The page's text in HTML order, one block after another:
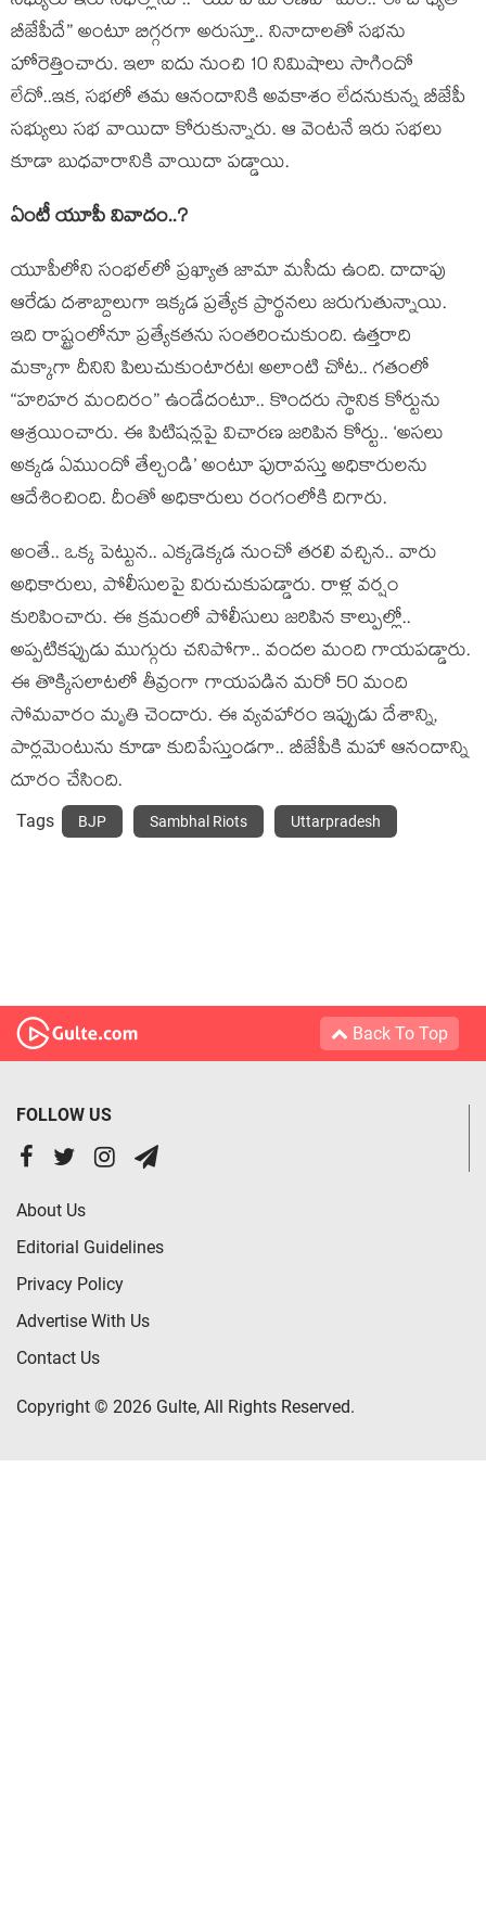
బీజేపీదే” అంటూ బిగ్గ‌ర‌గా అరుస్తూ.. నినాదాల‌తో స‌భ‌ను
హోరెత్తించారు. ఇలా ఐదు నుంచి 10 నిమిషాలు సాగిందో
లేదో..ఇక‌, స‌భ‌లో త‌మ ఆనందానికి అవ‌కాశం లేద‌నుకున్న బీజేపీ
స‌భ్యులు స‌భ వాయిదా కోరుకున్నారు. ఆ వెంట‌నే ఇరు స‌భ‌లు
కూడా బుధ‌వారానికి వాయిదా ప‌డ్డాయి.
ఏంటీ యూపీ వివాదం..?
యూపీలోని సంభ‌ల్‌లో ప్ర‌ఖ్యాత జామా మ‌సీదు ఉంది. దాదాపు
ఆరేడు ద‌శాబ్దాలుగా ఇక్క‌డ ప్ర‌త్యేక ప్రార్థ‌న‌లు జ‌రుగుతున్నాయి.
ఇది రాష్ట్రంలోనూ ప్ర‌త్యేక‌త‌ను సంత‌రించుకుంది. ఉత్త‌రాది
మ‌క్కాగా దీనిని పిలుచుకుంటార‌ట‌! అలాంటి చోట‌.. గ‌తంలో
“హ‌రిహ‌ర మందిరం” ఉండేదంటూ.. కొంద‌రు స్థానిక‌ కోర్టును
ఆశ్ర‌యించారు. ఈ పిటిష‌న్ల‌పై విచార‌ణ జ‌రిపిన కోర్టు.. ‘అస‌లు
అక్క‌డ ఏముందో తేల్చండి’ అంటూ పురావ‌స్తు అధికారుల‌ను
ఆదేశించింది. దీంతో అధికారులు రంగంలోకి దిగారు.
అంతే.. ఒక్క పెట్టున‌.. ఎక్క‌డెక్క‌డ నుంచో త‌ర‌లి వ‌చ్చిన‌.. వారు
అధికారులు, పోలీసుల‌పై విరుచుకుప‌డ్డారు. రాళ్ల వ‌ర్షం
కురిపించారు. ఈ క్ర‌మంలో పోలీసులు జ‌రిపిన కాల్పుల్లో..
అప్ప‌టిక‌ప్పుడు ముగ్గురు చ‌నిపోగా.. వంద‌ల మంది గాయ‌ప‌డ్డారు.
ఈ తొక్కిస‌లాట‌లో తీవ్రంగా గాయ‌ప‌డిన మ‌రో 50 మంది
సోమ‌వారం మృతి చెందారు. ఈ వ్య‌వ‌హారం ఇప్పుడు దేశాన్ని,
పార్ల‌మెంటును కూడా కుదిపేస్తుండ‌గా.. బీజేపీకి మ‌హా ఆనందాన్ని
దూరం చేసింది.
Tags BJP Sambhal Riots Uttarpradesh
Back To Top
FOLLOW US
About Us
Editorial Guidelines
Privacy Policy
Advertise With Us
Contact Us
Copyright © 2026 Gulte, All Rights Reserved.